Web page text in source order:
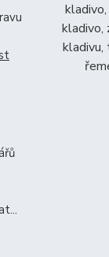
kladivo,
kladivu,